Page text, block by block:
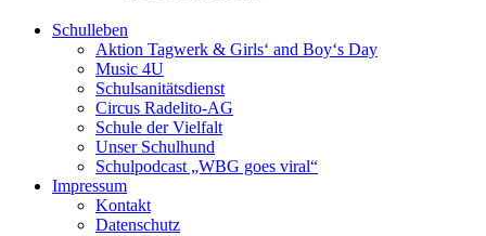
Schulleben
Aktion Tagwerk & Girls‘ and Boy‘s Day
Music 4U
Schulsanitätsdienst
Circus Radelito-AG
Schule der Vielfalt
Unser Schulhund
Schulpodcast „WBG goes viral“
Impressum
Kontakt
Datenschutz